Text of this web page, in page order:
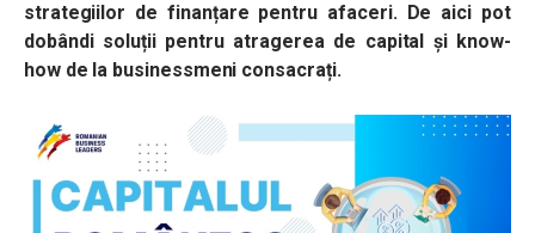
strategiilor de finanțare pentru afaceri. De aici pot
dobândi soluții pentru atragerea de capital și know-
how de la businessmeni consacrați.